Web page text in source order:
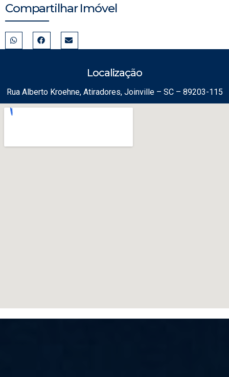
Compartilhar Imóvel
Localização
Rua Alberto Kroehne, Atiradores, Joinville – SC – 89203-115